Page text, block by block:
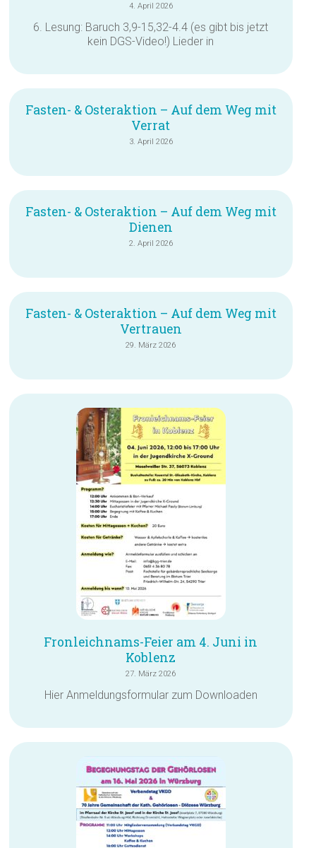
4. April 2026
6. Lesung: Baruch 3,9-15,32-4.4 (es gibt bis jetzt
kein DGS-Video!) Lieder in
Fasten- & Osteraktion – Auf dem Weg mit
Verrat
3. April 2026
Fasten- & Osteraktion – Auf dem Weg mit
Dienen
2. April 2026
Fasten- & Osteraktion – Auf dem Weg mit
Vertrauen
29. März 2026
Fronleichnams-Feier am 4. Juni in
Koblenz
27. März 2026
Hier Anmeldungsformular zum Downloaden